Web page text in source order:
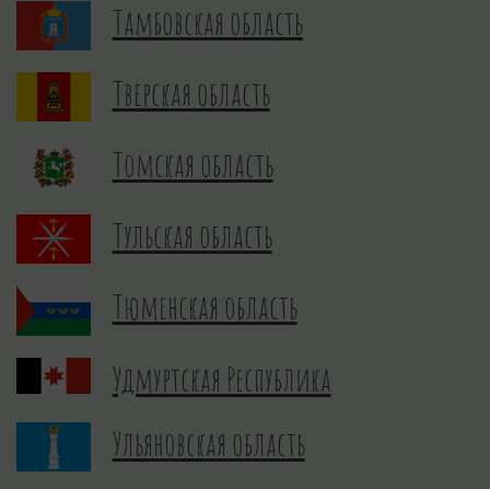
Тамбовская область
Тверская область
Томская область
Тульская область
Тюменская область
Удмуртская Республика
Ульяновская область